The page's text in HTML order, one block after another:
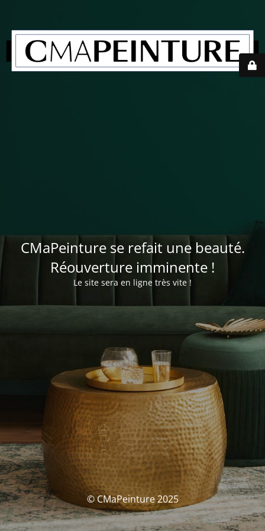
CMaPeinture se refait une beauté.
Réouverture imminente !
Le site sera en ligne très vite !
© CMaPeinture 2025